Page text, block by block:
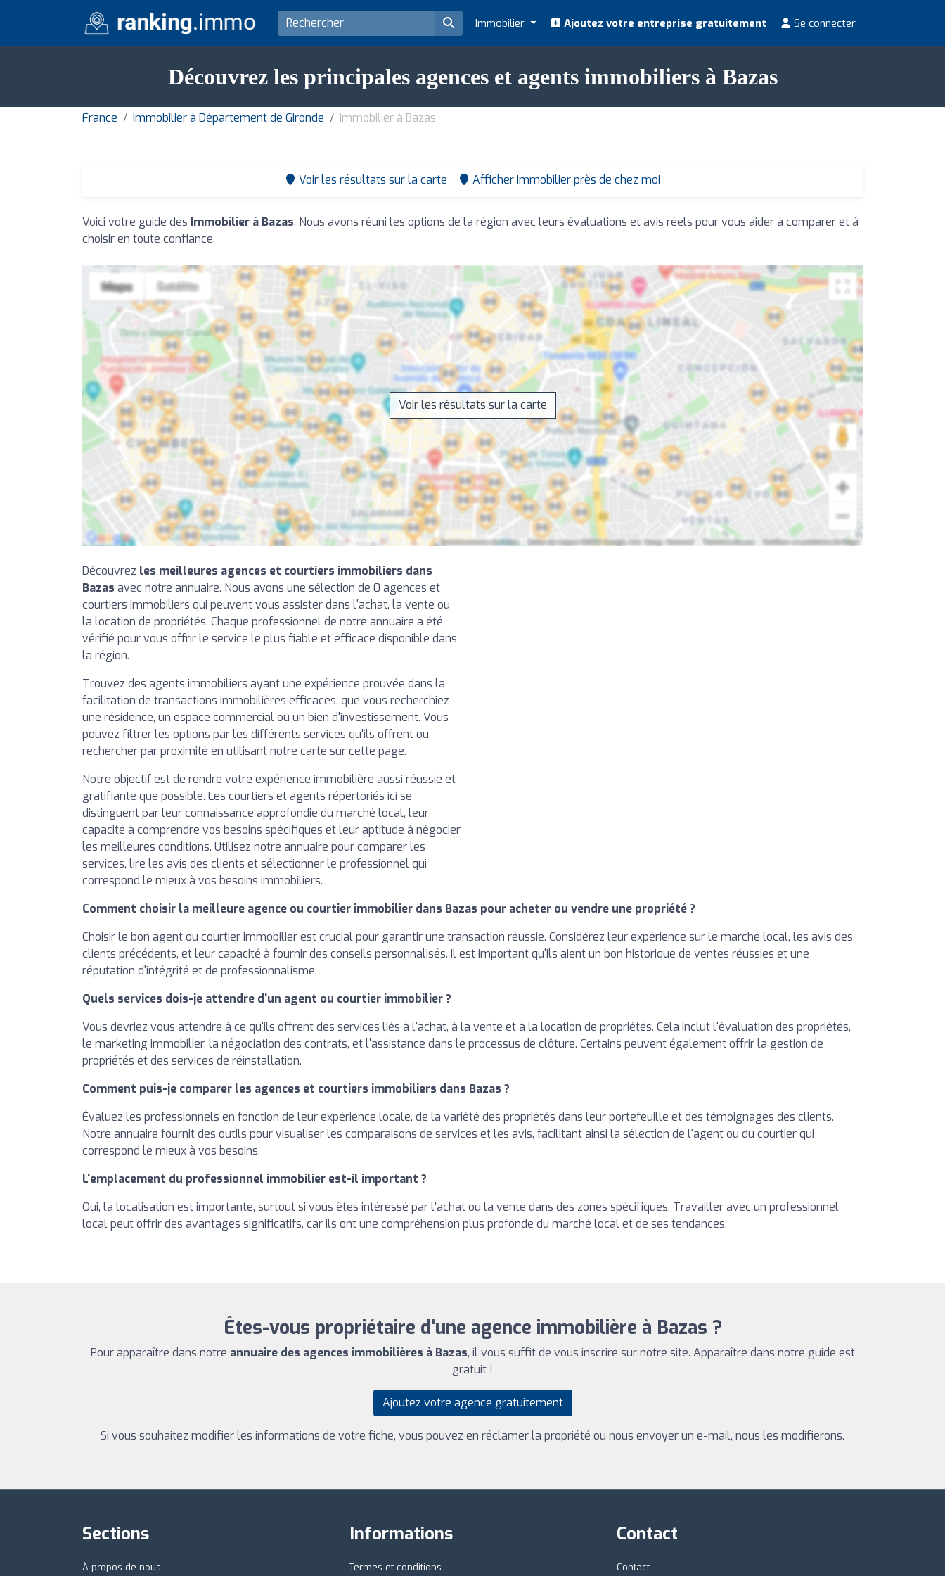
Immobilier Ajoutez votre entreprise gratuitement Se connecter
Découvrez les principales agences et agents immobiliers à Bazas
France Immobilier à Département de Gironde Immobilier à Bazas
Voir les résultats sur la carte Afficher Immobilier près de chez moi
Voici votre guide des Immobilier à Bazas. Nous avons réuni les options de la région avec leurs évaluations et avis réels pour vous aider à comparer et à
choisir en toute confiance.
Voir les résultats sur la carte
Découvrez les meilleures agences et courtiers immobiliers dans
Bazas avec notre annuaire. Nous avons une sélection de 0 agences et
courtiers immobiliers qui peuvent vous assister dans l'achat, la vente ou
la location de propriétés. Chaque professionnel de notre annuaire a été
vérifié pour vous offrir le service le plus fiable et efficace disponible dans
la région.
Trouvez des agents immobiliers ayant une expérience prouvée dans la
facilitation de transactions immobilières efficaces, que vous recherchiez
une résidence, un espace commercial ou un bien d'investissement. Vous
pouvez filtrer les options par les différents services qu'ils offrent ou
rechercher par proximité en utilisant notre carte sur cette page.
Notre objectif est de rendre votre expérience immobilière aussi réussie et
gratifiante que possible. Les courtiers et agents répertoriés ici se
distinguent par leur connaissance approfondie du marché local, leur
capacité à comprendre vos besoins spécifiques et leur aptitude à négocier
les meilleures conditions. Utilisez notre annuaire pour comparer les
services, lire les avis des clients et sélectionner le professionnel qui
correspond le mieux à vos besoins immobiliers.
Comment choisir la meilleure agence ou courtier immobilier dans Bazas pour acheter ou vendre une propriété ?
Choisir le bon agent ou courtier immobilier est crucial pour garantir une transaction réussie. Considérez leur expérience sur le marché local, les avis des
clients précédents, et leur capacité à fournir des conseils personnalisés. Il est important qu'ils aient un bon historique de ventes réussies et une
réputation d'intégrité et de professionnalisme.
Quels services dois-je attendre d'un agent ou courtier immobilier ?
Vous devriez vous attendre à ce qu'ils offrent des services liés à l'achat, à la vente et à la location de propriétés. Cela inclut l'évaluation des propriétés,
le marketing immobilier, la négociation des contrats, et l'assistance dans le processus de clôture. Certains peuvent également offrir la gestion de
propriétés et des services de réinstallation.
Comment puis-je comparer les agences et courtiers immobiliers dans Bazas ?
Évaluez les professionnels en fonction de leur expérience locale, de la variété des propriétés dans leur portefeuille et des témoignages des clients.
Notre annuaire fournit des outils pour visualiser les comparaisons de services et les avis, facilitant ainsi la sélection de l'agent ou du courtier qui
correspond le mieux à vos besoins.
L'emplacement du professionnel immobilier est-il important ?
Oui, la localisation est importante, surtout si vous êtes intéressé par l'achat ou la vente dans des zones spécifiques. Travailler avec un professionnel
local peut offrir des avantages significatifs, car ils ont une compréhension plus profonde du marché local et de ses tendances.
Êtes-vous propriétaire d'une agence immobilière à Bazas ?
Pour apparaître dans notre annuaire des agences immobilières à Bazas, il vous suffit de vous inscrire sur notre site. Apparaître dans notre guide est
gratuit !
Ajoutez votre agence gratuitement
Si vous souhaitez modifier les informations de votre fiche, vous pouvez en réclamer la propriété ou nous envoyer un e-mail, nous les modifierons.
Sections
À propos de nous
Informations
Termes et conditions
Contact
Contact